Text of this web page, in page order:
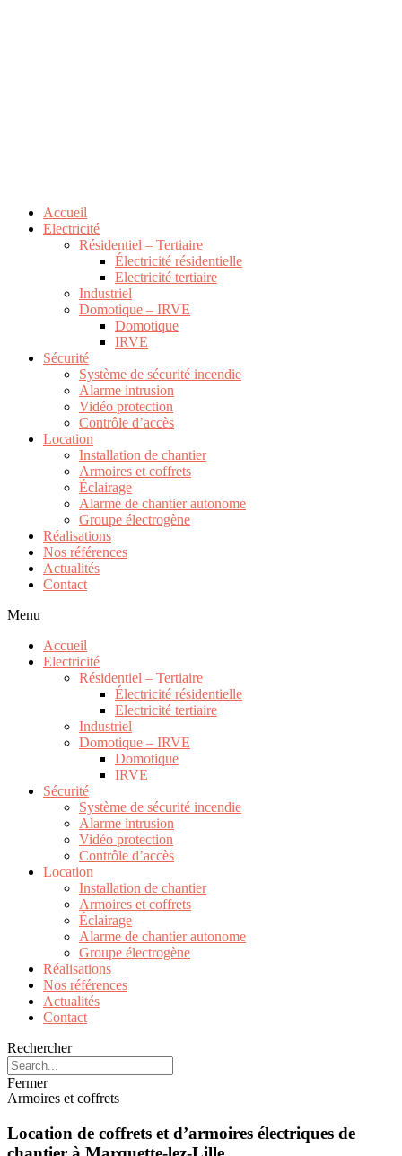
Accueil
Electricité
Résidentiel – Tertiaire
Électricité résidentielle
Electricité tertiaire
Industriel
Domotique – IRVE
Domotique
IRVE
Sécurité
Système de sécurité incendie
Alarme intrusion
Vidéo protection
Contrôle d’accès
Location
Installation de chantier
Armoires et coffrets
Éclairage
Alarme de chantier autonome
Groupe électrogène
Réalisations
Nos références
Actualités
Contact
Menu
Accueil
Electricité
Résidentiel – Tertiaire
Électricité résidentielle
Electricité tertiaire
Industriel
Domotique – IRVE
Domotique
IRVE
Sécurité
Système de sécurité incendie
Alarme intrusion
Vidéo protection
Contrôle d’accès
Location
Installation de chantier
Armoires et coffrets
Éclairage
Alarme de chantier autonome
Groupe électrogène
Réalisations
Nos références
Actualités
Contact
Rechercher
Fermer
Armoires et coffrets
Location de coffrets et d’armoires électriques de